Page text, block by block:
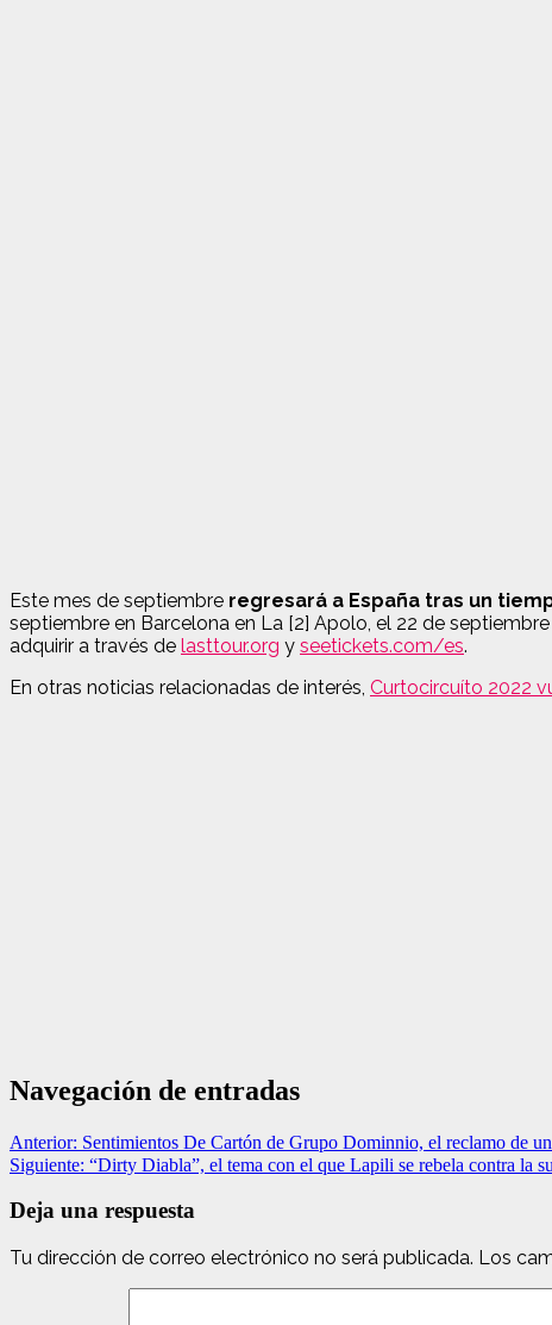
Este mes de septiembre regresará a España tras un
septiembre en Barcelona en La [2] Apolo, el 22 de
adquirir a través de lasttour.org y seetickets.com/es.
En otras noticias relacionadas de interés, Curtocircuíto 2022
Navegación de entradas
Anterior: Sentimientos De Cartón de Grupo Dominnio, el reclamo de
Siguiente: “Dirty Diabla”, el tema con el que Lapili se rebela contra la
Deja una respuesta
Tu dirección de correo electrónico no será publicada. Los